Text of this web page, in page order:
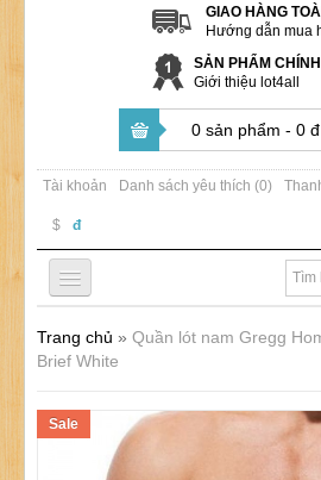
GIAO HÀNG
Hướng dẫn mua
SẢN PHẨM
Giới thiệu lot4all
0 sản phẩm - 0 đ
Tài khoản Danh sách yêu thích (0)
$ đ
QUẦN LÓT NAM
ÁO LÓT NAM
Trang chủ » Quần lót nam Gregg
Brief White
Sale